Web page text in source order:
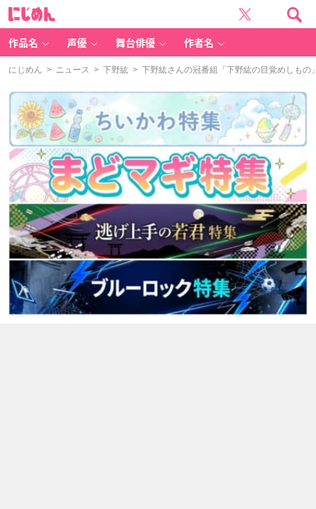
作品名 声優 舞台俳優 作者名
にじめん > ニュース > 下野紘 > 下野紘さんの冠番組「下野紘の目覚めしもの